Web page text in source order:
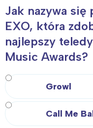
Jak nazywa się
EXO, która
najlepszy
Music Awards?
Growl
Call Me
Interesują